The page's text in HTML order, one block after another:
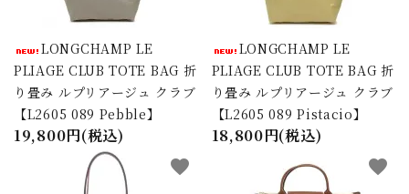
LONGCHAMP LE
PLIAGE CLUB TOTE BAG 折
り畳み ルプリアージュ クラブ
【L2605 089 Pebble】
19,800円(税込)
LONGCHAMP LE
PLIAGE CLUB TOTE BAG 折
り畳み ルプリアージュ クラブ
【L2605 089 Pistacio】
18,800円(税込)
favorite favorite